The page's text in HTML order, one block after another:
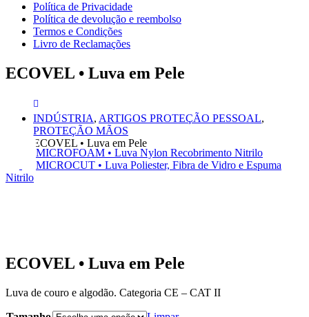
Política de Privacidade
Política de devolução e reembolso
Termos e Condições
Livro de Reclamações
ECOVEL • Luva em Pele
INDÚSTRIA, ARTIGOS PROTEÇÃO PESSOAL,
PROTEÇÃO MÃOS
ECOVEL • Luva em Pele
MICROFOAM • Luva Nylon Recobrimento Nitrilo
MICROCUT • Luva Poliester, Fibra de Vidro e Espuma
Nitrilo
ECOVEL • Luva em Pele
Luva de couro e algodão. Categoria CE – CAT II